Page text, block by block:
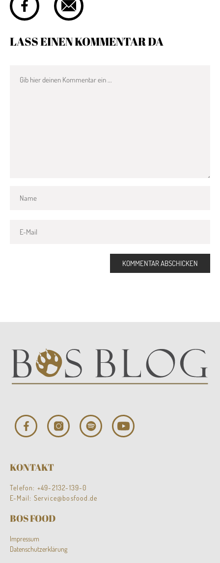
LASS EINEN KOMMENTAR DA
KONTAKT
Telefon: +49-2132-139-0
E-Mail: Service@bosfood.de
BOS FOOD
Impressum
Datenschutzerklärung